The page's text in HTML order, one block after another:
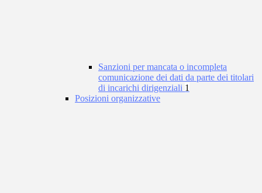
Sanzioni per mancata o incompleta
comunicazione dei dati da parte dei titolari
di incarichi dirigenziali 1
Posizioni organizzative